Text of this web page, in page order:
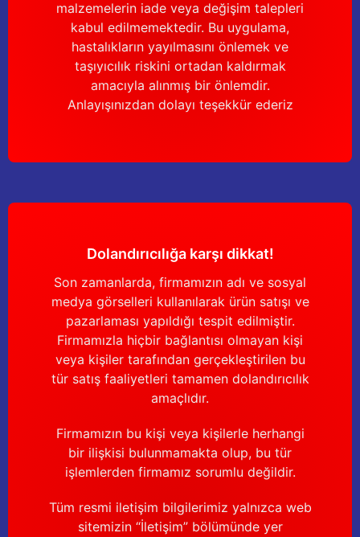
malzemelerin iade veya değişim talepleri
kabul edilmemektedir. Bu uygulama,
hastalıkların yayılmasını önlemek ve
taşıyıcılık riskini ortadan kaldırmak
amacıyla alınmış bir önlemdir.
Anlayışınızdan dolayı teşekkür ederiz
Dolandırıcılığa karşı dikkat!
Son zamanlarda, firmamızın adı ve sosyal
medya görselleri kullanılarak ürün satışı ve
pazarlaması yapıldığı tespit edilmiştir.
Firmamızla hiçbir bağlantısı olmayan kişi
veya kişiler tarafından gerçekleştirilen bu
tür satış faaliyetleri tamamen dolandırıcılık
amaçlıdır.
Firmamızın bu kişi veya kişilerle herhangi
bir ilişkisi bulunmamakta olup, bu tür
işlemlerden firmamız sorumlu değildir.
Tüm resmi iletişim bilgilerimiz yalnızca web
sitemizin “İletişim” bölümünde yer